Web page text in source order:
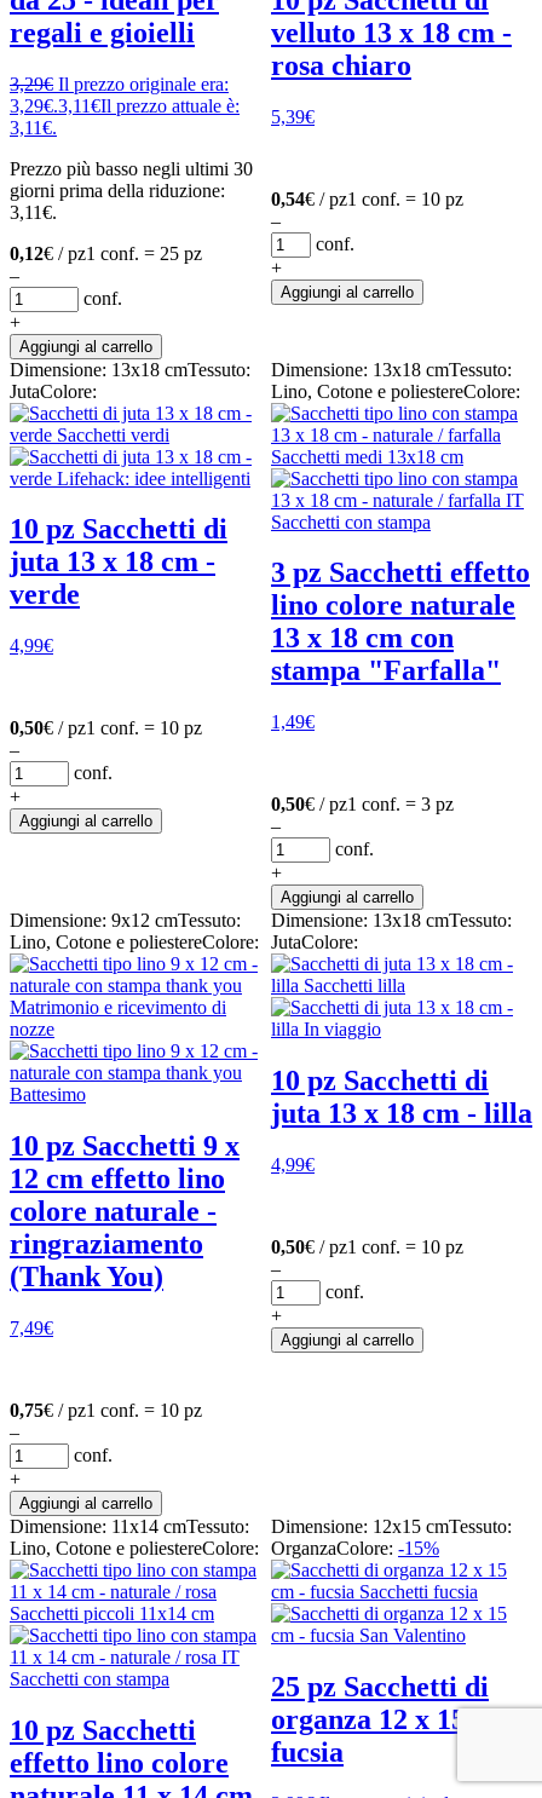
regali e gioielli
3,29€ Il prezzo originale era:
3,29€.3,11€Il prezzo attuale è:
3,11€.
Prezzo più basso negli ultimi 30
giorni prima della riduzione:
3,11€.
0,12€ / pz1 conf. = 25 pz
–
conf.
+
Aggiungi al carrello
velluto 13 x 18 cm -
rosa chiaro
5,39€
0,54€ / pz1 conf. = 10 pz
–
conf.
+
Aggiungi al carrello
Dimensione: 13x18 cmTessuto:
JutaColore:
10 pz Sacchetti di
juta 13 x 18 cm -
verde
4,99€
0,50€ / pz1 conf. = 10 pz
–
conf.
+
Aggiungi al carrello
Dimensione: 13x18 cmTessuto:
Lino, Cotone e poliestereColore:
3 pz Sacchetti effetto
lino colore naturale
13 x 18 cm con
stampa "Farfalla"
1,49€
0,50€ / pz1 conf. = 3 pz
–
conf.
+
Aggiungi al carrello
Dimensione: 9x12 cmTessuto:
Lino, Cotone e poliestereColore:
10 pz Sacchetti 9 x
12 cm effetto lino
colore naturale -
ringraziamento
(Thank You)
7,49€
0,75€ / pz1 conf. = 10 pz
–
conf.
+
Aggiungi al carrello
Dimensione: 13x18 cmTessuto:
JutaColore:
10 pz Sacchetti di
juta 13 x 18 cm - lilla
4,99€
0,50€ / pz1 conf. = 10 pz
–
conf.
+
Aggiungi al carrello
Dimensione: 11x14 cmTessuto:
Lino, Cotone e poliestereColore:
10 pz Sacchetti
effetto lino colore
Dimensione: 12x15 cmTessuto:
OrganzaColore: -15%
25 pz Sacchetti di
organza 12 x 15 cm -
fucsia